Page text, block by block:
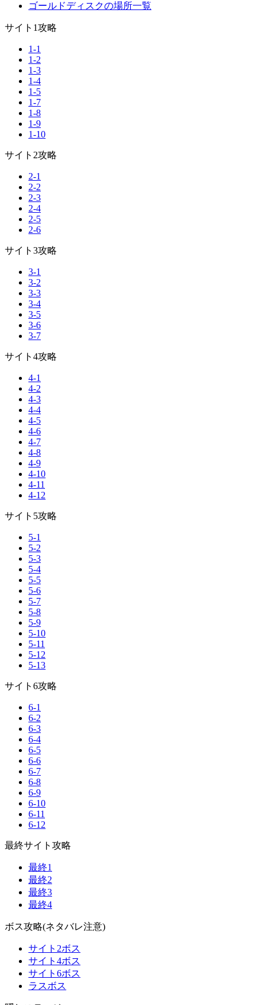
ゴールドディスクの場所一覧
サイト1攻略
1-1
1-2
1-3
1-4
1-5
1-7
1-8
1-9
1-10
サイト2攻略
2-1
2-2
2-3
2-4
2-5
2-6
サイト3攻略
3-1
3-2
3-3
3-4
3-5
3-6
3-7
サイト4攻略
4-1
4-2
4-3
4-4
4-5
4-6
4-7
4-8
4-9
4-10
4-11
4-12
サイト5攻略
5-1
5-2
5-3
5-4
5-5
5-6
5-7
5-8
5-9
5-10
5-11
5-12
5-13
サイト6攻略
6-1
6-2
6-3
6-4
6-5
6-6
6-7
6-8
6-9
6-10
6-11
6-12
最終サイト攻略
最終1
最終2
最終3
最終4
ボス攻略(ネタバレ注意)
サイト2ボス
サイト4ボス
サイト6ボス
ラスボス